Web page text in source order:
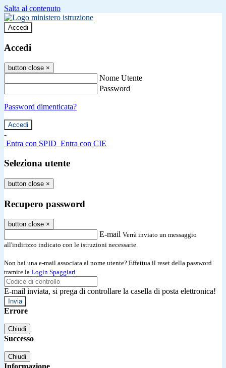
Salta al contenuto
Accedi
Accedi
button close ×
Nome Utente
Password
Password dimenticata?
-
Entra con SPID Entra con CIE
Seleziona utente
button close ×
Recupero password
button close ×
E-mail Verrà inviato un messaggio
all'indirizzo indicato con le istruzioni necessarie.
Non hai una e-mail associata al nome utente? Effettua il reset della password
tramite la Login Spaggiari
E-mail inviata, si prega di controllare la casella di posta elettronica!
Errore
Chiudi
Successo
Chiudi